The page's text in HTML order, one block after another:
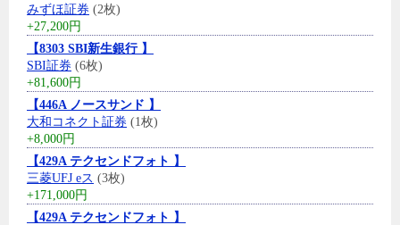
みずほ証券 (2枚)
+27,200円
【8303 SBI新生銀行 】
SBI証券 (6枚)
+81,600円
【446A ノースサンド 】
大和コネクト証券 (1枚)
+8,000円
【429A テクセンドフォト 】
三菱UFJ eス (3枚)
+171,000円
【429A テクセンドフォト 】